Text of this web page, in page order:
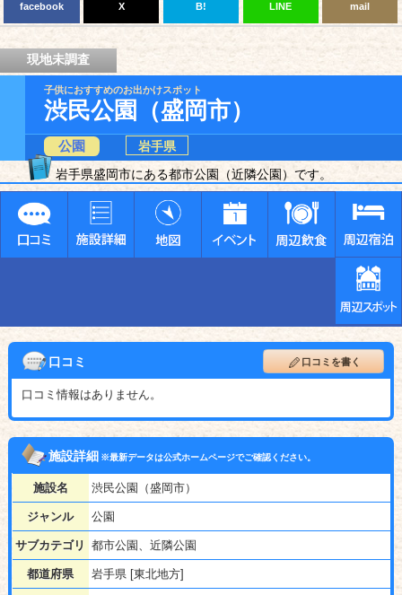
facebook X B! LINE mail
現地未調査
子供におすすめのお出かけスポット
渋民公園（盛岡市）
公園
岩手県
岩手県盛岡市にある都市公園（近隣公園）です。
口コミ 口コミを書く
口コミ情報はありません。
施設詳細※最新データは公式ホームページでご確認ください。
施設名 渋民公園（盛岡市）
ジャンル 公園
サブカテゴリ 都市公園、近隣公園
都道府県 岩手県 [東北地方]